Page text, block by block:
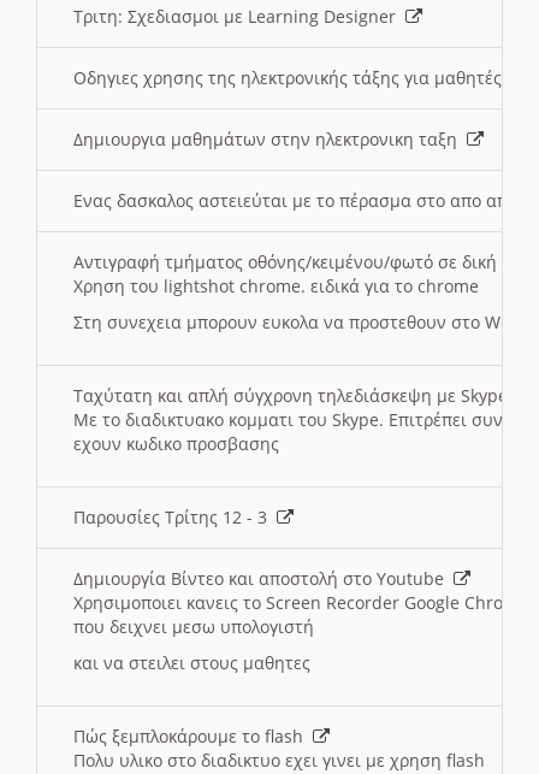
Τριτη: Σχεδιασμοι με Learning Designer
Οδηγιες χρησης της ηλεκτρονικής τάξης για μαθητές
Δημιουργια μαθημάτων στην ηλεκτρονικη ταξη
Ενας δασκαλος αστειεύται με το πέρασμα στο απο
Αντιγραφή τμήματος οθόνης/κειμένου/φωτό σε δική
Χρηση του lightshot chrome. ειδικά για το chrome
Στη συνεχεια μπορουν ευκολα να προστεθουν στο Word
Ταχύτατη και απλή σύγχρονη τηλεδιάσκεψη με Skype
Με το διαδικτυακο κομματι του Skype. Επιτρέπει
εχουν κωδικο προσβασης
Παρουσίες Τρίτης 12 - 3
Δημιουργία Βίντεο και αποστολή στο Youtube
Χρησιμοποιει κανεις το Screen Recorder Google Chrome
που δειχνει μεσω υπολογιστή
και να στειλει στους μαθητες
Πώς ξεμπλοκάρουμε το flash
Πολυ υλικο στο διαδικτυο εχει γινει με χρηση flash